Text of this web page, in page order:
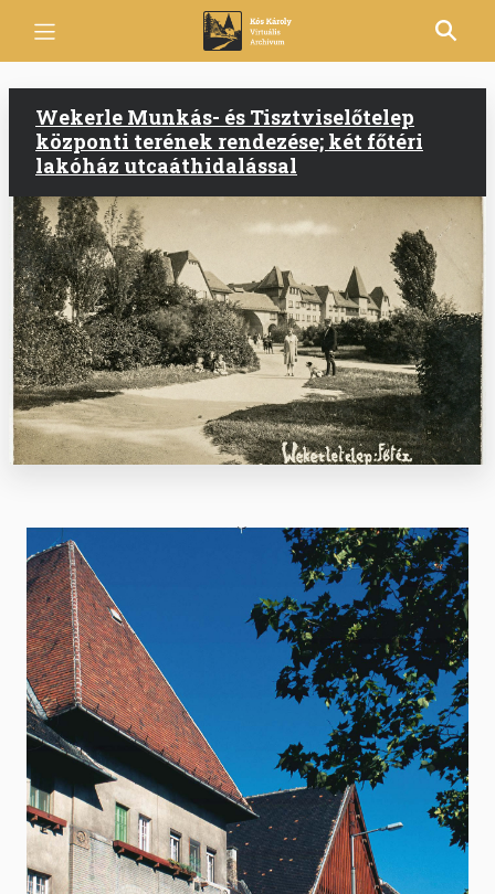
Wekerle Munkás- és Tisztviselőtelep
központi terének rendezése; két főtéri
lakóház utcaáthidalással